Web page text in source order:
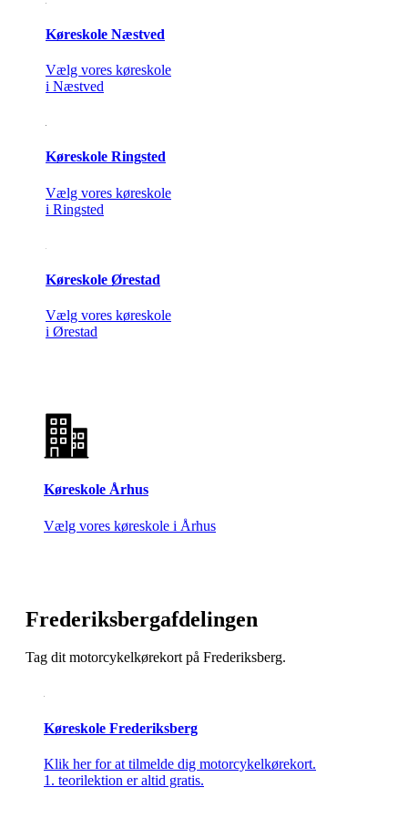
Køreskole Næstved
Vælg vores køreskole
i Næstved
Køreskole Ringsted
Vælg vores køreskole
i Ringsted
Køreskole Ørestad
Vælg vores køreskole
i Ørestad
Køreskole Århus
Vælg vores køreskole i Århus
Frederiksbergafdelingen
Tag dit motorcykelkørekort på Frederiksberg.
Køreskole Frederiksberg
Klik her for at tilmelde dig motorcykelkørekort.
1. teorilektion er altid gratis.